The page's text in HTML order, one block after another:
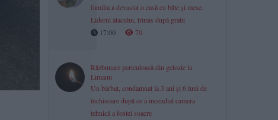
familia a devastat o casă cu bâte și mese.
Liderul atacului, trimis după gratii
17:00
70
Răzbunare periculoasă din gelozie la
Limanu
Un bărbat, condamnat la 3 ani și 6 luni de
închisoare după ce a incendiat camera
tehnică a fostei soacre